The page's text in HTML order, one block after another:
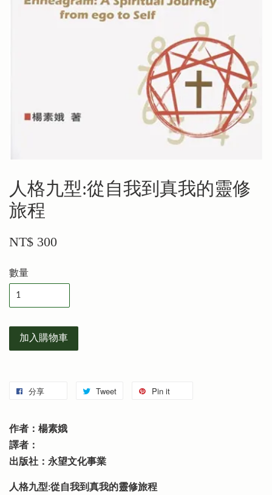
人格九型:從自我到真我的靈修
旅程
NT$ 300
數量
加入購物車
分享 Tweet Pin it
作者：楊素娥
譯者：
出版社：永望文化事業
人格九型:從自我到真我的靈修旅程